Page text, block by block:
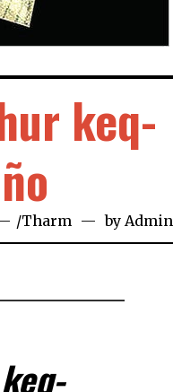
keq-
/Tharm by Admin